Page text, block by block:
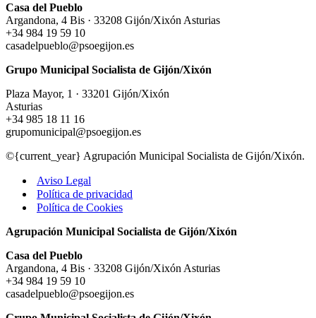
Casa del Pueblo
Argandona, 4 Bis · 33208 Gijón/Xixón Asturias
+34 984 19 59 10
casadelpueblo@psoegijon.es
Grupo Municipal Socialista de Gijón/Xixón
Plaza Mayor, 1 · 33201 Gijón/Xixón
Asturias
+34 985 18 11 16
grupomunicipal@psoegijon.es
©{current_year} Agrupación Municipal Socialista de Gijón/Xixón.
Aviso Legal
Política de privacidad
Política de Cookies
Agrupación Municipal Socialista de Gijón/Xixón
Casa del Pueblo
Argandona, 4 Bis · 33208 Gijón/Xixón Asturias
+34 984 19 59 10
casadelpueblo@psoegijon.es